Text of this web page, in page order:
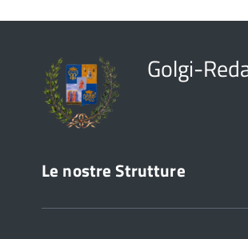
Golgi-
Le nostre Strutture